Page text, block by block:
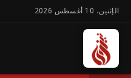
الإثنين، 10 أغسطس 2026